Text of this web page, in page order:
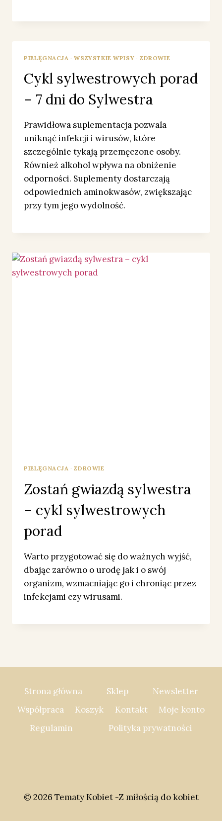
PIELĘGNACJA ·WSZYSTKIE WPISY ·ZDROWIE
Cykl sylwestrowych porad
– 7 dni do Sylwestra
Prawidłowa suplementacja pozwala
uniknąć infekcji i wirusów, które
szczególnie tykają przemęczone osoby.
Również alkohol wpływa na obniżenie
odporności. Suplementy dostarczają
odpowiednich aminokwasów, zwiększając
przy tym jego wydolność.
PIELĘGNACJA ·ZDROWIE
Zostań gwiazdą sylwestra
– cykl sylwestrowych
porad
Warto przygotować się do ważnych wyjść,
dbając zarówno o urodę jak i o swój
organizm, wzmacniając go i chroniąc przez
infekcjami czy wirusami.
Strona główna Sklep
Newsletter
Współpraca
Koszyk Kontakt
Moje konto
Regulamin
Polityka prywatności
© 2026 Tematy Kobiet -Z miłością do kobiet